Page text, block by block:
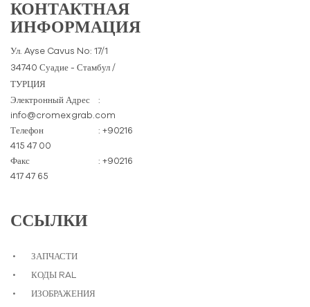
КОНТАКТНАЯ
ИНФОРМАЦИЯ
Ул. Ayse Cavus No: 17/1
34740 Суадие - Стамбул /
ТУРЦИЯ
Электронный Адрес
:
info@cromexgrab.com
Телефон
: +90216
415 47 00
Факс
: +90216
417 47 65
ССЫЛКИ
ЗАПЧАСТИ
КОДЫ RAL
ИЗОБРАЖЕНИЯ